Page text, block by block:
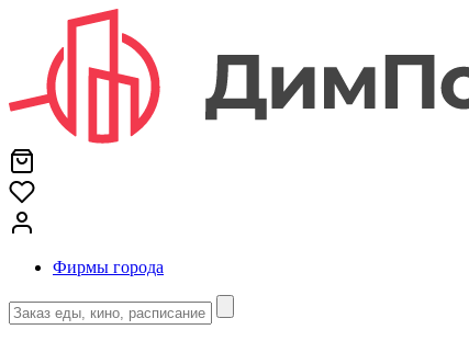
Фирмы города